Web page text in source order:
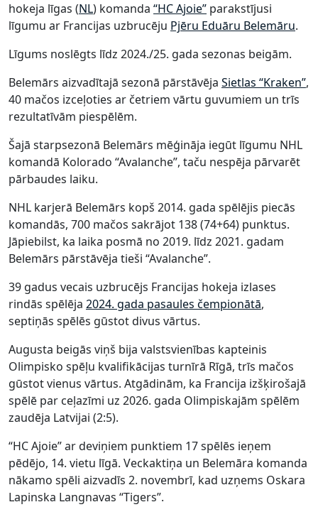
hokeja līgas (NL) komanda “HCAjoie” parakstījusi
līgumu ar Francijas uzbrucēju Pjēru Eduāru Belemāru.
Līgums noslēgts līdz 2024./25. gada sezonas beigām.
Belemārs aizvadītajā sezonā pārstāvēja Sietlas “Kraken”,
40 mačos izceļoties ar četriem vārtu guvumiem un trīs
rezultatīvām piespēlēm.
Šajā starpsezonā Belemārs mēģināja iegūt līgumu NHL
komandā Kolorado “Avalanche”, taču nespēja pārvarēt
pārbaudes laiku.
NHL karjerā Belemārs kopš 2014. gada spēlējis piecās
komandās, 700 mačos sakrājot 138 (74+64) punktus.
Jāpiebilst, ka laika posmā no 2019. līdz 2021. gadam
Belemārs pārstāvēja tieši “Avalanche”.
39 gadus vecais uzbrucējs Francijas hokeja izlases
rindās spēlēja 2024. gada pasaules čempionātā,
septiņās spēlēs gūstot divus vārtus.
Augusta beigās viņš bija valstsvienības kapteinis
Olimpisko spēļu kvalifikācijas turnīrā Rīgā, trīs mačos
gūstot vienus vārtus. Atgādinām, ka Francija izšķirošajā
spēlē par ceļazīmi uz 2026. gada Olimpiskajām spēlēm
zaudēja Latvijai (2:5).
“HC Ajoie” ar deviņiem punktiem 17 spēlēs ieņem
pēdējo, 14. vietu līgā. Veckaktiņa un Belemāra komanda
nākamo spēli aizvadīs 2. novembrī, kad uzņems Oskara
Lapinska Langnavas “Tigers”.